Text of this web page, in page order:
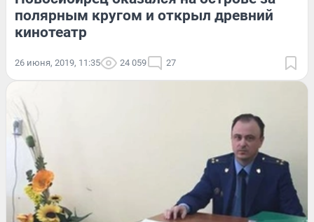
полярным кругом и открыл древний
кинотеатр
26 июня, 2019, 11:35 24 059 27